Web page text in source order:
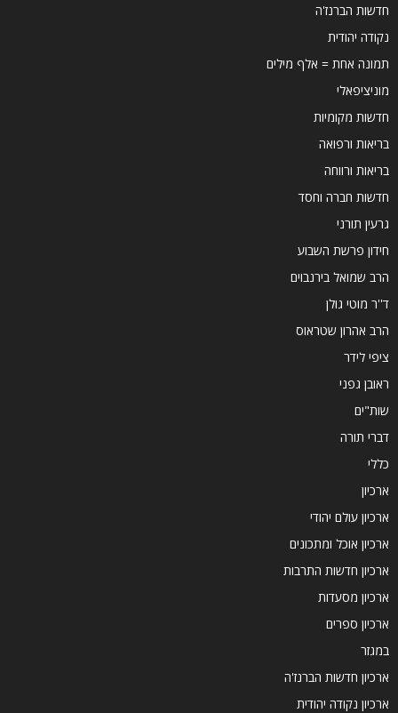
חדשות הברנז'ה
נקודה יהודית
תמונה אחת = אלף מילים
מוניציפאלי
חדשות מקומיות
בריאות ורפואה
בריאות ורווחה
חדשות חברה וחסד
גרעין תורני
חידון פרשת השבוע
הרב שמואל בירנבוים
ד''ר מוטי גולן
הרב אהרון שטראוס
ציפי לידר
ראובן גפני
שות"ים
דברי תורה
כללי
ארכיון
ארכיון עולם יהודי
ארכיון אוכל ומתכונים
ארכיון חדשות התרבות
ארכיון מסעדות
ארכיון ספרים
במגזר
ארכיון חדשות הברנז'ה
ארכיון נקודה יהודית